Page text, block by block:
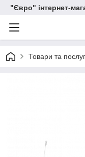
"Євро" інтернет-
Товари та